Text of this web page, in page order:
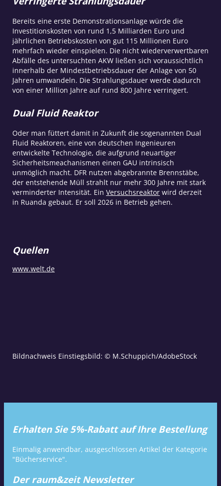
Bereits eine erste Demonstrationsanlage würde die
Investitionskosten von rund 1,5 Milliarden Euro und
jährlichen Betriebskosten von gut 115 Millionen Euro
mehrfach wieder einspielen. Die nicht wiederverwertbaren
Abfälle des untersuchten AKW ließen sich voraussichtlich
innerhalb der Mindestbetriebsdauer der Anlage von 50
Jahren umwandeln. Die Strahlungsdauer werde dadurch
von einer Million Jahre auf rund 800 Jahre verringert.
Dual Fluid Reaktor
Oder man füttert damit in Zukunft die sogenannten Dual
Fluid Reaktoren, eine von deutschen Ingenieuren
entwickelte Technologie, die aufgrund neuartiger
Sicherheitsmeachanismen einen GAU intrinsisch
unmöglich macht. DFR nutzen abgebrannte Brennstäbe,
der entstehende Müll strahlt nur mehr 300 Jahre mit stark
verminderter Intensität. Ein Versuchsreaktorwird derzeit
in Ruanda gebaut. Er soll 2026 in Betrieb gehen.
Quellen
www.welt.de
Bildnachweis Einstiegsbild: © M.Schuppich/AdobeStock
Erhalten Sie 5%-Rabatt auf Ihre Bestellung
Einmalig anwendbar, ausgeschlossen Artikel der Kategorie
"Bücherservice".
Der raum&zeit Newsletter